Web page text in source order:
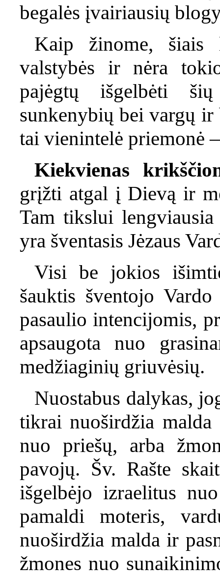
begalės įvairiausių
Kaip žinome, šiais
valstybės ir nėra
pajėgtų išgelbėti
sunkenybių bei vargų
tai vienintelė priemonė
Kiekvienas
grįžti atgal į Dievą ir
Tam tikslui
yra šventasis Jėzaus
Visi be jokios
šauktis šventojo
pasaulio intencijomis,
apsaugota nuo
medžiaginių griuvėsių.
Nuostabus dalykas,
tikrai nuoširdžia
nuo priešų, arba
pavojų. Šv. Rašte
išgelbėjo izraelitus
pamaldi moteris,
nuoširdžia malda ir
žmones nuo